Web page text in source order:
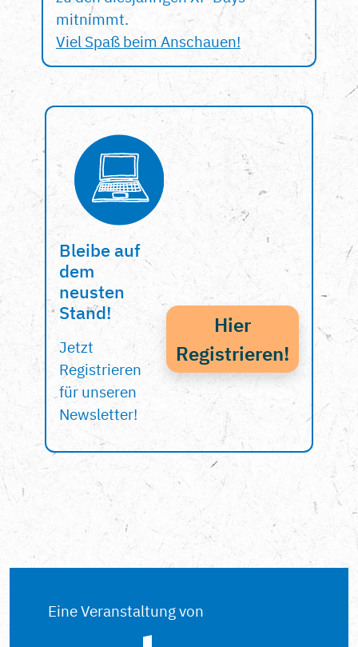
mitnimmt.
Viel Spaß beim Anschauen!
Bleibe auf
dem
neusten
Stand!
Jetzt
Registrieren
für unseren
Newsletter!
Hier
Registrieren!
Eine Veranstaltung von